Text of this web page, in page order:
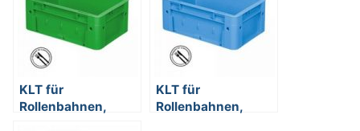
KLT für
Rollenbahnen,
KLT für
Rollenbahnen,